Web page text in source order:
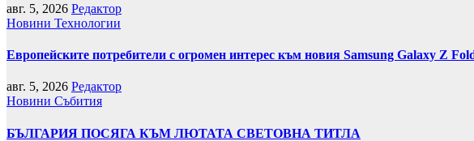
авг. 5, 2026 Редактор
Новини Технологии
Европейските потребители с огромен интерес към новия Samsung Galaxy Z
авг. 5, 2026 Редактор
Новини Събития
БЪЛГАРИЯ ПОСЯГА КЪМ ЛЮТАТА СВЕТОВНА ТИТЛА